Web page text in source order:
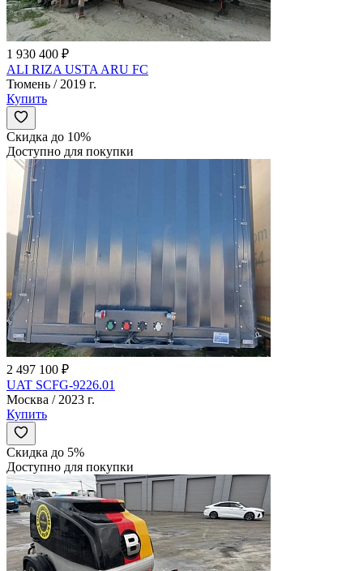
1 930 400 ₽
ALI RIZA USTA ARU FC
Тюмень / 2019 г.
Купить
Скидка до 10%
Доступно для покупки
2 497 100 ₽
UAT SCFG-9226.01
Москва / 2023 г.
Купить
Скидка до 5%
Доступно для покупки